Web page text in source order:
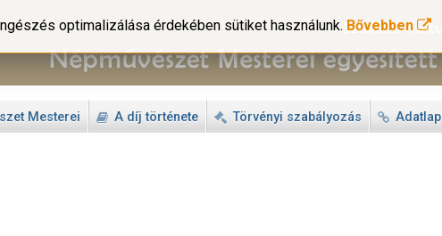
Mesterei A díj története Törvényi szabályozás Adatlap
optimalizálása érdekében sütiket használunk. Bővebben